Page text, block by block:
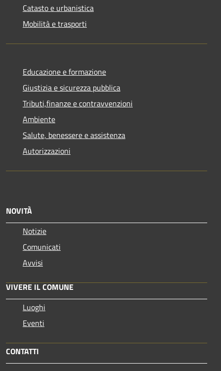
Catasto e urbanistica
Mobilità e trasporti
Educazione e formazione
Giustizia e sicurezza pubblica
Tributi,finanze e contravvenzioni
Ambiente
Salute, benessere e assistenza
Autorizzazioni
NOVITÀ
Notizie
Comunicati
Avvisi
VIVERE IL COMUNE
Luoghi
Eventi
CONTATTI